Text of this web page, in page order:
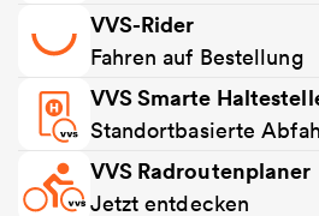
VVS-Rider
Fahren auf Bestellung
VVS Smarte
Standortbasierte
VVS Radroutenplaner
Jetzt entdecken